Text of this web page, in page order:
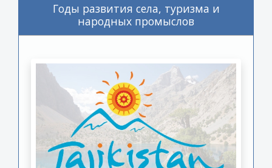
Годы развития села, туризма и
народных промыслов